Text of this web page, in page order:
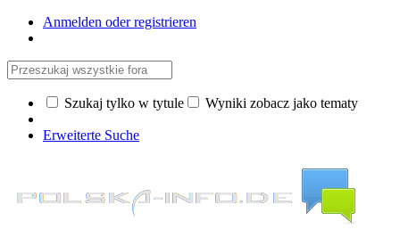
Anmelden oder registrieren
Szukaj tylko w tytule Wyniki zobacz jako tematy
Erweiterte Suche